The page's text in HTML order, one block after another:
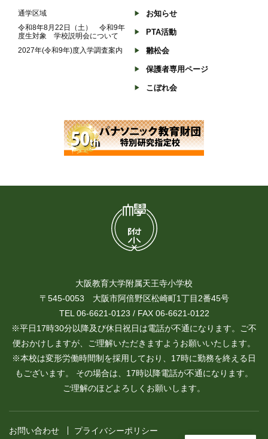
通学区域
令和8年8月22日（土） 令和9年
度生対象 学校説明会について
2027年(令和9年)度入学調査案内
お知らせ
PTA活動
雛松会
保護者専用ページ
こぼれ会
大阪教育大学附属天王寺小学校
〒545-0053 大阪市阿倍野区松崎町1丁目2番45号
TEL 06-6621-0123 / FAX 06-6621-0122
※平日17時30分以降及び休日祝日は電話が不通になります。ご不
便おかけしますが、ご理解いただきますようお願いいたします。
※本校は変形労働時間制を採用しており、17時に勤務を終える日
もございます。 その場合は、17時以降電話が不通になります。
ご理解のほどよろしくお願いします。
お問い合わせ プライバシーポリシー